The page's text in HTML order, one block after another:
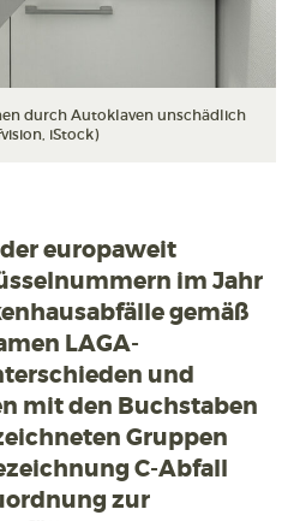
durch Autoklaven unschädlich
iStock)
europaweit
im Jahr
gemäß
LAGA-
und
mit den Buchstaben
Gruppen
C-Abfall
zur